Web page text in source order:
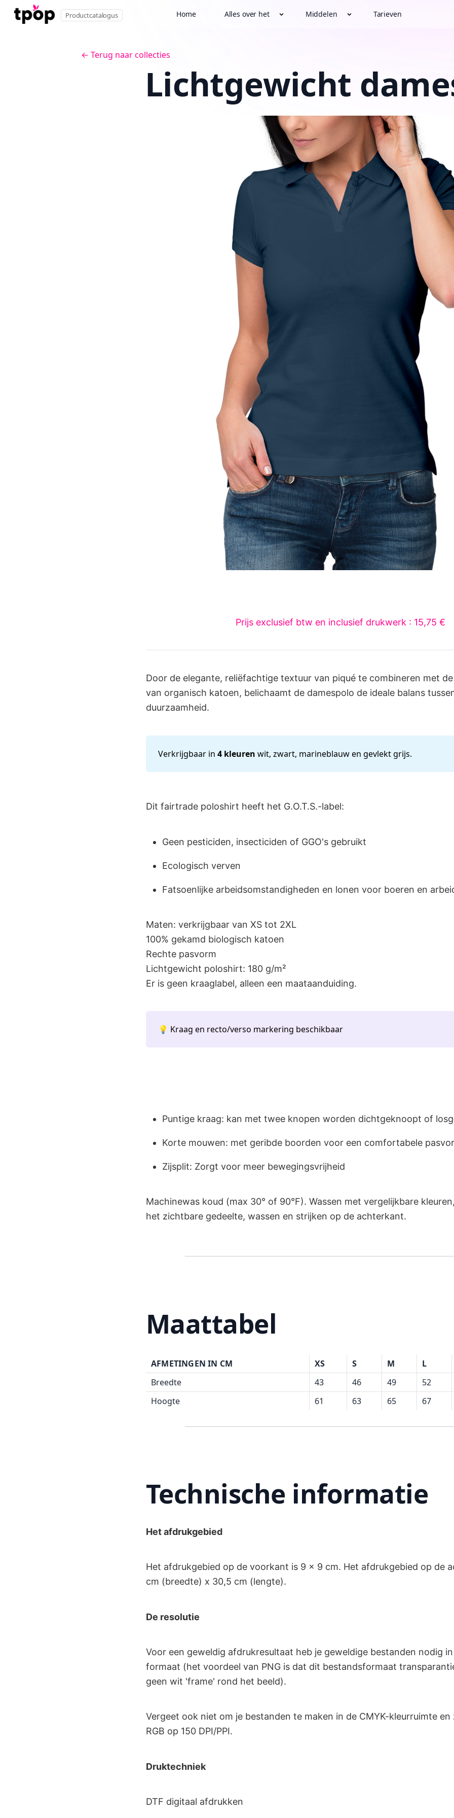
Productcatalogus Home Alles over het Middelen Tarieven
← Terug naar collecties
Lichtgewicht
Prijs exclusief btw en inclusief drukwerk : 15,75 €
Door de elegante, reliëfachtige textuur van piqué te combineren met
van organisch katoen, belichaamt de damespolo de ideale balans
duurzaamheid.
Verkrijgbaar in 4 kleuren wit, zwart, marineblauw en gevlekt grijs.
Dit fairtrade poloshirt heeft het G.O.T.S.-label:
Geen pesticiden, insecticiden of GGO's gebruikt
Ecologisch verven
Fatsoenlijke arbeidsomstandigheden en lonen voor boeren en
Maten: verkrijgbaar van XS tot 2XL
100% gekamd biologisch katoen
Rechte pasvorm
Lichtgewicht poloshirt: 180 g/m²
Er is geen kraaglabel, alleen een maataanduiding.
💡 Kraag en recto/verso markering beschikbaar
Puntige kraag: kan met twee knopen worden dichtgeknoopt of
Korte mouwen: met geribde boorden voor een comfortabele
Zijsplit: Zorgt voor meer bewegingsvrijheid
Machinewas koud (max 30° of 90°F). Wassen met vergelijkbare
het zichtbare gedeelte, wassen en strijken op de achterkant.
Maattabel
AFMETINGEN IN CM XS S M L
Breedte
43 46 49 52
Hoogte
61 63 65 67
Technische informatie
Het afdrukgebied
Het afdrukgebied op de voorkant is 9 x 9 cm. Het afdrukgebied op de
cm (breedte) x 30,5 cm (lengte).
De resolutie
Voor een geweldig afdrukresultaat heb je geweldige bestanden nodig
formaat (het voordeel van PNG is dat dit bestandsformaat
geen wit 'frame' rond het beeld).
Vergeet ook niet om je bestanden te maken in de CMYK-kleurruimte
RGB op 150 DPI/PPI.
Druktechniek
DTF digitaal afdrukken